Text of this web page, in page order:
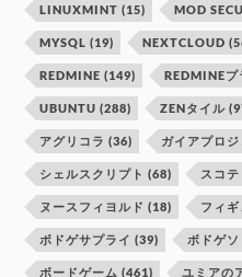
LINUXMINT (15) MOD
MYSQL (19) NEXTCLOUD
REDMINE (149) REDMINEプ
UBUNTU (288) ZENタイル
アグリコラ (36) ガイアプロジ
シェルスクリプト (68) スコ
ヌースフィヨルド (18) フィ
ボドゲサプライ (39) ボドゲソ
ボードゲーム (461) ユミアの